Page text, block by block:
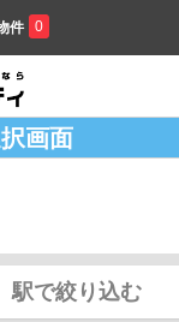
件 0
画面
駅で絞り込む